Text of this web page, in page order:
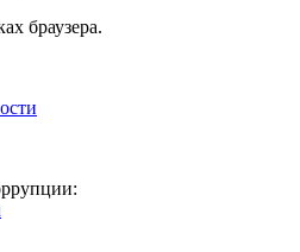
браузера.